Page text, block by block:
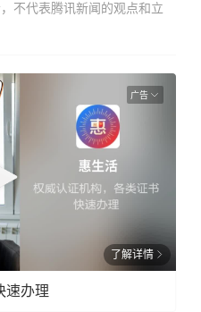
不代表腾讯新闻的观点和立
广告
了解详情
速办理